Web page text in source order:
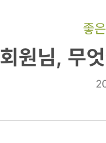
좋
회원님, 무